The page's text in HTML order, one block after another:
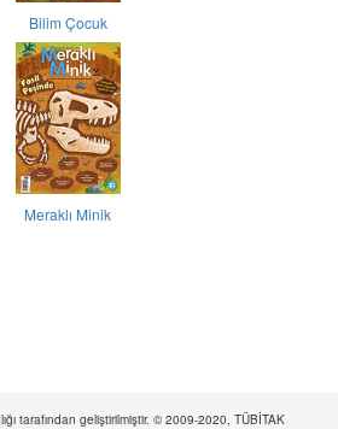
Bilim Çocuk
Meraklı Minik
tarafından geliştirilmiştir. © 2009-2020, TÜBİTAK